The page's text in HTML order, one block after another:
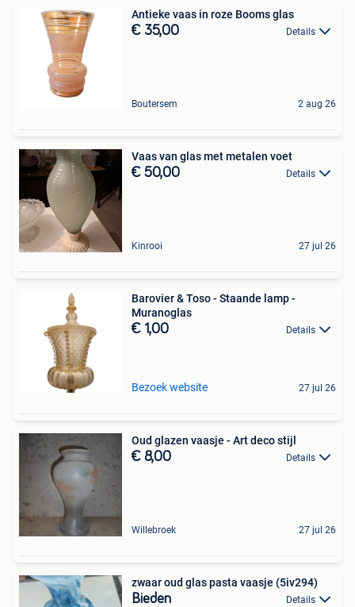
Antieke vaas in roze Booms glas
€ 35,00 Details
Boutersem 2 aug 26
Vaas van glas met metalen voet
€ 50,00 Details
Kinrooi 27 jul 26
Barovier & Toso - Staande lamp -
Muranoglas
€ 1,00 Details
Bezoek website 27 jul 26
Oud glazen vaasje - Art deco stijl
€ 8,00 Details
Willebroek 27 jul 26
zwaar oud glas pasta vaasje (5iv294)
Bieden Details